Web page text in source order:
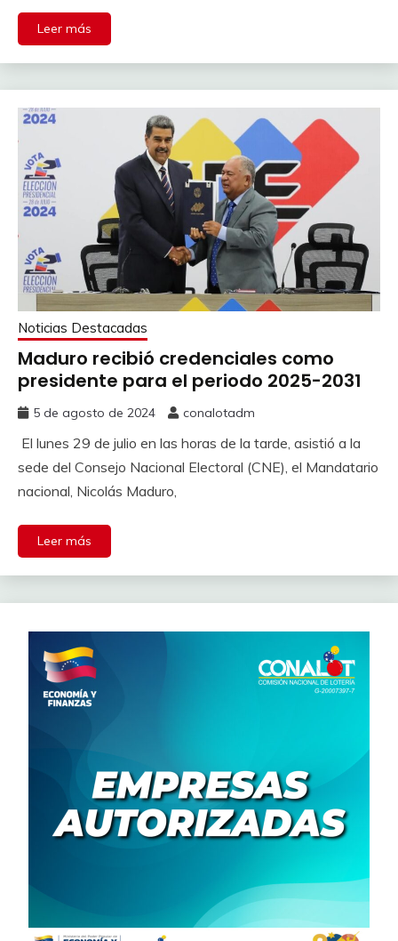
Leer más
Noticias Destacadas
Maduro recibió credenciales como
presidente para el periodo 2025-2031
5 de agosto de 2024 conalotadm
El lunes 29 de julio en las horas de la tarde, asistió a la
sede del Consejo Nacional Electoral (CNE), el Mandatario
nacional, Nicolás Maduro,
Leer más